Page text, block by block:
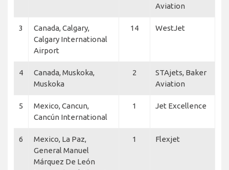
Aviation
3
Canada, Calgary,
Calgary International
Airport
14 WestJet
4
Canada, Muskoka,
Muskoka
2
STAjets, Baker
Aviation
5
Mexico, Cancun,
Cancún International
1 Jet Excellence
6
Mexico, La Paz,
General Manuel
Márquez De León
1 Flexjet